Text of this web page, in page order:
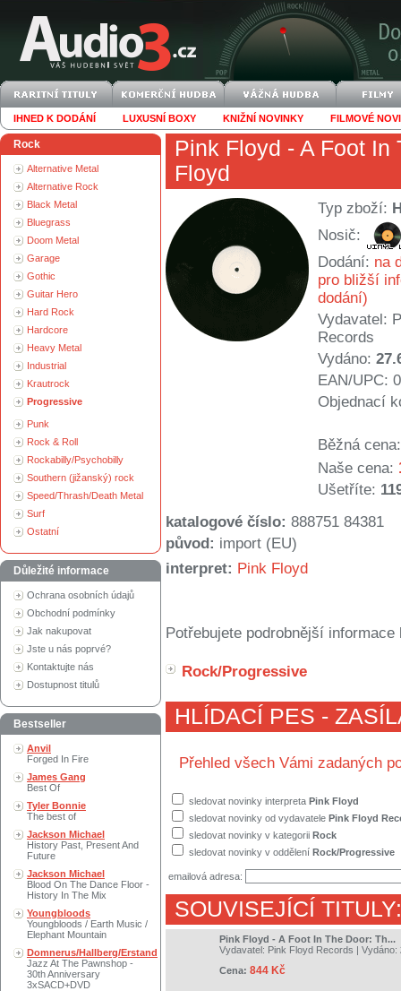
IHNED K DODÁNÍ LUXUSNÍ BOXY KNIŽNÍ NOVINKY FILMOVÉ
Rock
Alternative Metal
Alternative Rock
Black Metal
Bluegrass
Doom Metal
Garage
Gothic
Guitar Hero
Hard Rock
Hardcore
Heavy Metal
Industrial
Krautrock
Progressive
Punk
Rock & Roll
Rockabilly/Psychobilly
Southern (jižanský) rock
Speed/Thrash/Death Metal
Surf
Ostatní
Důležité informace
Ochrana osobních údajů
Obchodní podmínky
Jak nakupovat
Jste u nás poprvé?
Kontaktujte nás
Dostupnost titulů
Bestseller
Anvil
Forged In Fire
James Gang
Best Of
Tyler Bonnie
The best of
Jackson Michael
History Past, Present And
Future
Jackson Michael
Blood On The Dance Floor -
History In The Mix
Youngbloods
Youngbloods / Earth Music /
Elephant Mountain
Domnerus/Hallberg/Erstand
Jazz At The Pawnshop -
30th Anniversary
3xSACD+DVD
Pink Floyd - A Foot In
Floyd
Typ zboží:
Nosič:
Dodání: na
pro bližší
dodání)
Vydavatel:
Records
Vydáno:
EAN/UPC:
Objednací
Běžná cena:
Naše cena:
Ušetříte:
katalogové číslo: 888751 84381
původ: import (EU)
interpret: Pink Floyd
Potřebujete podrobnější
Rock/Progressive
HLÍDACÍ PES -
Přehled všech Vámi zadaných
sledovat novinky interpreta Pink Floyd
sledovat novinky od vydavatele Pink Floyd
sledovat novinky v kategorii Rock
sledovat novinky v oddělení Rock/Progressive
emailová adresa:
SOUVISEJÍCÍ TITULY:
Pink Floyd - A Foot In The Door: Th...
Vydavatel: Pink Floyd Records | Vydáno:
Cena: 844 Kč